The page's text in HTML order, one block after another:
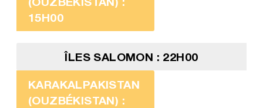
15H00
ÎLES SALOMON : 22H00
KARAKALPAKISTAN
(OUZBÉKISTAN) :